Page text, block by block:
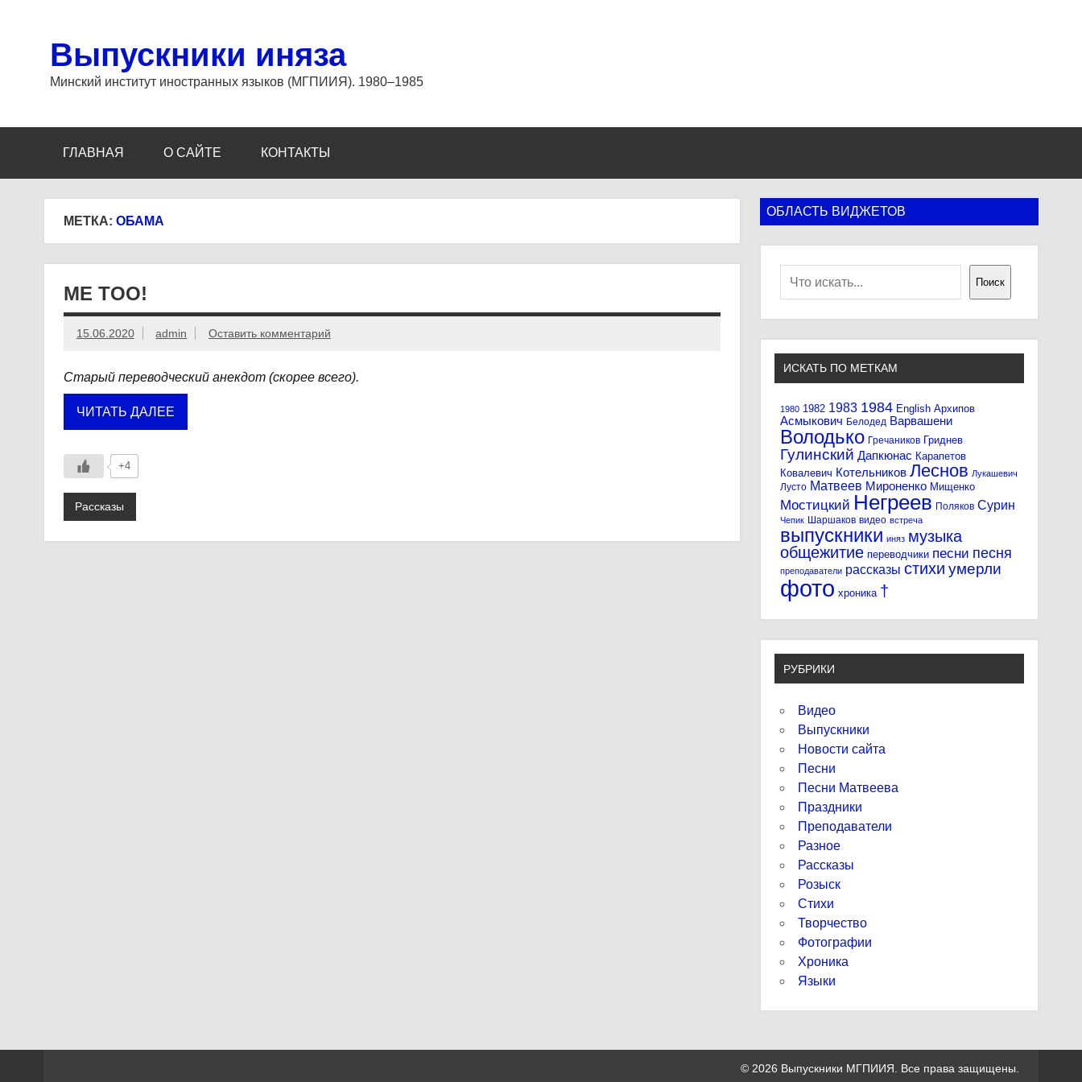
Выпускники иняза
Минский институт иностранных языков (МГПИИЯ). 1980–1985
ГЛАВНАЯ О САЙТЕ КОНТАКТЫ
МЕТКА: ОБАМА
ME TOO!
15.06.2020 admin Оставить комментарий
Старый переводческий анекдот (скорее всего).
ЧИТАТЬ ДАЛЕЕ
+4
Рассказы
ОБЛАСТЬ ВИДЖЕТОВ
Поиск
Поиск
ИСКАТЬ ПО МЕТКАМ
1980 1982 1983 1984 English Архипов
Асмыкович Белодед Варвашени
Володько Гречаников Гриднев
Гулинский Дапкюнас Карапетов
Ковалевич Котельников Леснов Лукашевич
Лусто Матвеев Мироненко Мищенко
Мостицкий Негреев Поляков Сурин
Чепик Шаршаков видео встреча
выпускники иняз музыка
общежитие переводчики песни песня
преподаватели рассказы стихи умерли
фото хроника †
РУБРИКИ
Видео
Выпускники
Новости сайта
Песни
Песни Матвеева
Праздники
Преподаватели
Разное
Рассказы
Розыск
Стихи
Творчество
Фотографии
Хроника
Языки
© 2026 Выпускники МГПИИЯ. Все права защищены.